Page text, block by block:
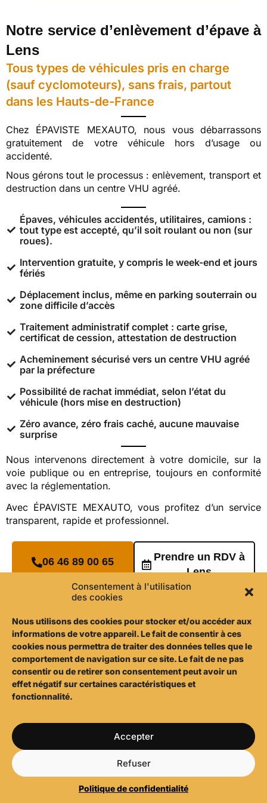
Consentement à l'utilisation
des cookies
Nous utilisons des cookies pour stocker et/ou accéder aux
informations de votre appareil. Le fait de consentir à ces
cookies nous permettra de traiter des données telles que le
comportement de navigation sur ce site. Le fait de ne pas
consentir ou de retirer son consentement peut avoir un
effet négatif sur certaines caractéristiques et
fonctionnalité.
Accepter
Refuser
Politique de confidentialité
Notre service d’enlèvement d’épave à
Lens
Tous types de véhicules pris en charge
(sauf cyclomoteurs), sans frais, partout
dans les Hauts-de-France
Chez ÉPAVISTE MEXAUTO, nous vous débarrassons
gratuitement de votre véhicule hors d’usage ou
accidenté.
Nous gérons tout le processus : enlèvement, transport et
destruction dans un centre VHU agréé.
Épaves, véhicules accidentés, utilitaires, camions :
tout type est accepté, qu’il soit roulant ou non (sur
roues).
Intervention gratuite, y compris le week-end et jours
fériés
Déplacement inclus, même en parking souterrain ou
zone difficile d’accès
Traitement administratif complet : carte grise,
certificat de cession, attestation de destruction
Acheminement sécurisé vers un centre VHU agréé
par la préfecture
Possibilité de rachat immédiat, selon l’état du
véhicule (hors mise en destruction)
Zéro avance, zéro frais caché, aucune mauvaise
surprise
Nous intervenons directement à votre domicile, sur la
voie publique ou en entreprise, toujours en conformité
avec la réglementation.
Avec ÉPAVISTE MEXAUTO, vous profitez d’un service
transparent, rapide et professionnel.
06 46 89 00 65
Prendre un RDV à
Lens